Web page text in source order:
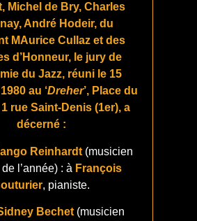
Michel de Bry, Charles
André Hodeir, du
MAurice Cullaz et des
d’Honneur, le jury de
du Jazz, réuni le 15
au ‘Dreher’, Place du
rue Saint-Denis (1er), a
décerné :
Reinhardt (musicien
l’année) : à François
, pianiste.
Bechet (musicien